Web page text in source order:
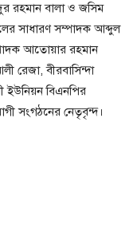
রহমান বালা ও জসিম
সাধারণ সম্পাদক আব্দুল
আতোয়ার রহমান
রেজা, বীরবাসিন্দা
ইউনিয়ন বিএনপির
সংগঠনের নেতৃবৃন্দ।